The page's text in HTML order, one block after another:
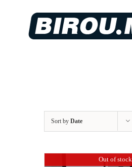
Sort by Date
Out of stock